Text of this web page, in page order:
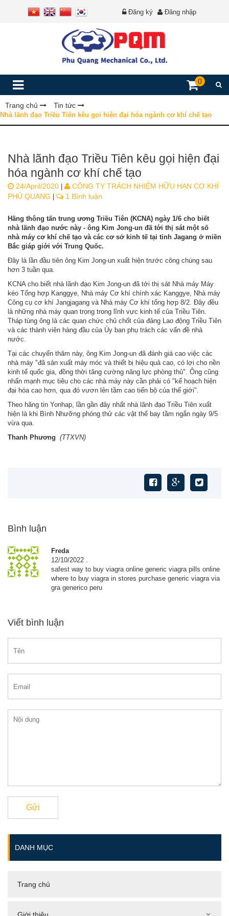
Đăng ký Đăng nhập
0
Trang chủ Tin tức
Nhà lãnh đạo Triều Tiên kêu gọi hiện đại hóa ngành cơ khí chế tạo
Nhà lãnh đạo Triều Tiên kêu gọi hiện đại
hóa ngành cơ khí chế tạo
24/April/2020
CÔNG TY TRÁCH NHIỆM HỮU HẠN CƠ KHÍ
PHÚ QUANG
1 Bình luận
Hãng thông tấn trung ương Triều Tiên (KCNA) ngày 1/6 cho biết
nhà lãnh đạo nước này - ông Kim Jong-un đã tới thị sát một số
nhà máy cơ khí chế tạo và các cơ sở kinh tế tại tỉnh Jagang ở miền
Bắc giáp giới với Trung Quốc.
Đây là lần đầu tiên ông Kim Jong-un xuất hiện trước công chúng sau
hơn 3 tuần qua.
KCNA cho biết nhà lãnh đạo Kim Jong-un đã tới thị sát Nhà máy Máy
kéo Tổng hợp Kanggye, Nhà máy Cơ khí chính xác Kanggye, Nhà máy
Công cụ cơ khí Jangjagang và Nhà máy Cơ khí tổng hợp 8/2. Đây đều
là những nhà máy quan trọng trong lĩnh vực kinh tế của Triều Tiên.
Tháp tùng ông là các quan chức chủ chốt của đảng Lao động Triều Tiên
và các thành viên hàng đầu của Ủy ban phụ trách các vấn đề nhà
nước.
Tại các chuyến thăm này, ông Kim Jong-un đã đánh giá cao việc các
nhà máy "đã sản xuất máy móc và thiết bị hiệu quả cao, có lợi cho nền
kinh tế quốc gia, đồng thời tăng cường năng lực phòng thủ". Ông cũng
nhấn mạnh mục tiêu cho các nhà máy này cần phải có "kế hoạch hiện
đại hóa cao hơn, qua đó vươn lên tầm cao tiến bộ của thế giới".
Theo hãng tin Yonhap, lần gần đây nhất nhà lãnh đạo Triều Tiên xuất
hiện là khi Bình Nhưỡng phóng thử các vật thể bay tầm ngắn ngày 9/5
vừa qua.
Thanh Phương (TTXVN)
Bình luận
Freda
12/10/2022 .
safest way to buy viagra online generic viagra pills online
where to buy viagra in stores purchase generic viagra via
gra generico peru
Viết bình luận
Gửi
DANH MỤC
Trang chủ